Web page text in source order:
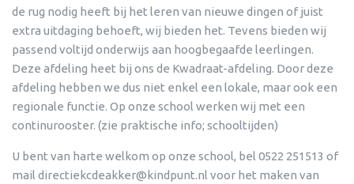
de rug nodig heeft bij het leren van nieuwe dingen of juist
extra uitdaging behoeft, wij bieden het. Tevens bieden wij
passend voltijd onderwijs aan hoogbegaafde leerlingen.
Deze afdeling heet bij ons de Kwadraat-afdeling. Door deze
afdeling hebben we dus niet enkel een lokale, maar ook een
regionale functie. Op onze school werken wij met een
continurooster. (zie praktische info; schooltijden)
U bent van harte welkom op onze school, bel 0522 251513 of
mail directiekcdeakker@kindpunt.nl voor het maken van